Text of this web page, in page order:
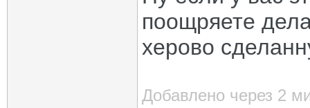
поощряете
херово
Добавлено через 2